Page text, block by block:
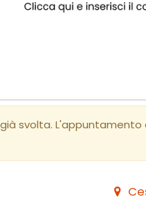
svolta. L'appuntamento